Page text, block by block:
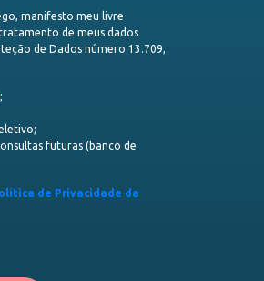
manifesto meu livre
de meus dados
de Dados número 13.709,
futuras (banco de
de Privacidade da